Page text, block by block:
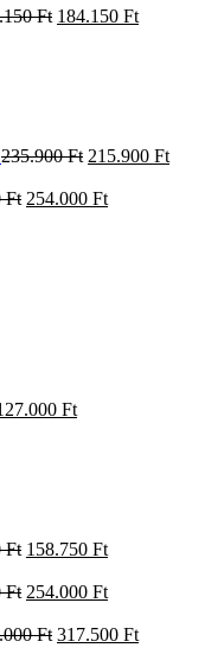
Ft 184.150 Ft
235.900Ft 215.900 Ft
Ft 254.000 Ft
Ft
Ft 158.750 Ft
Ft 254.000 Ft
Ft 317.500 Ft